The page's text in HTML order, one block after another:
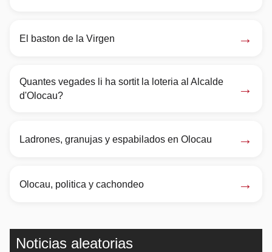
El baston de la Virgen →
Quantes vegades li ha sortit la loteria al Alcalde
d'Olocau?
→
Ladrones, granujas y espabilados en Olocau →
Olocau, politica y cachondeo →
Noticias aleatorias